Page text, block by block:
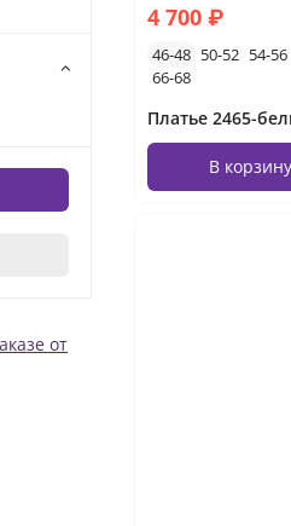
4 700 ₽
46-48 50-52 54-56
66-68
Платье 2465-
В корзину